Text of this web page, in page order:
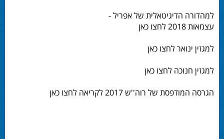
למהדורה הדיגיטאלית של אפריל -
עצמאות 2018 לחצו כאן
למגזין ינואר לחצו כאן
למגזין חנוכה לחצו כאן
הגרסה המודפסת של רוה''ש 2017 לקריאה לחצו כאן